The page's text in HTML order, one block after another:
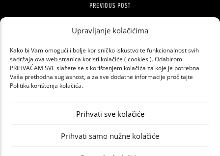
Upravljanje kolačićima
Kako bi Vam omogućili bolje korisničko iskustvo te funkcionalnost svih
sadržaja ova web stranica koristi kolačiće ( cookies ). Odabirom
PRIHVAĆAM SVE slažete se s korištenjem kolačića za koje je potrebna
Vaša prethodna suglasnost, a za sve dodatne informacije pročitajte
Politiku korištenja kolačića.
Prihvati sve kolačiće
Prihvati samo nužne kolačiće
PREVIOUS POST
HUMANITARNA UTRKA “TO NISU SAMO
ŽENSKE STVARI”